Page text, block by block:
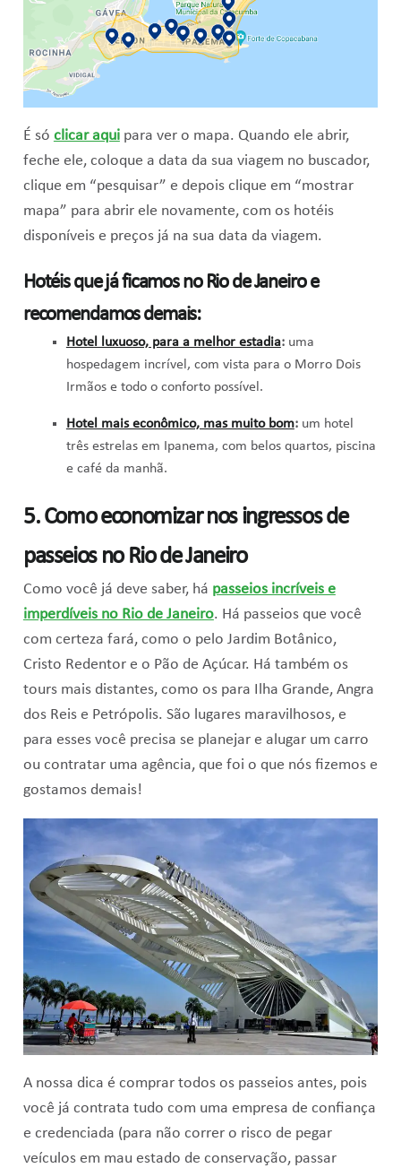
É só clicar aquipara ver o mapa. Quando ele abrir,
feche ele, coloque a data da sua viagem no buscador,
clique em “pesquisar” e depois clique em “mostrar
mapa” para abrir ele novamente, com os hotéis
disponíveis e preços já na sua data da viagem.
Hotéis que já ficamos no Rio de Janeiro e
recomendamos demais:
Hotel luxuoso, para a melhor estadia: uma
hospedagem incrível, com vista para o Morro Dois
Irmãos e todo o conforto possível.
Hotel mais econômico, mas muito bom:um hotel
três estrelas em Ipanema, com belos quartos, piscina
e café da manhã.
5. Como economizar nos ingressos de
passeios no Rio de Janeiro
Como você já deve saber, há passeios incríveis e
imperdíveis no Rio de Janeiro. Há passeios que você
com certeza fará, como o pelo Jardim Botânico,
Cristo Redentor e o Pão de Açúcar. Há também os
tours mais distantes, como os para Ilha Grande, Angra
dos Reis e Petrópolis. São lugares maravilhosos, e
para esses você precisa se planejar e alugar um carro
ou contratar uma agência, que foi o que nós fizemos e
gostamos demais!
A nossa dica é comprar todos os passeios antes, pois
você já contrata tudo com uma empresa de confiança
e credenciada (para não correr o risco de pegar
veículos em mau estado de conservação, passar